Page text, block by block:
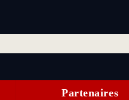
Partenaires